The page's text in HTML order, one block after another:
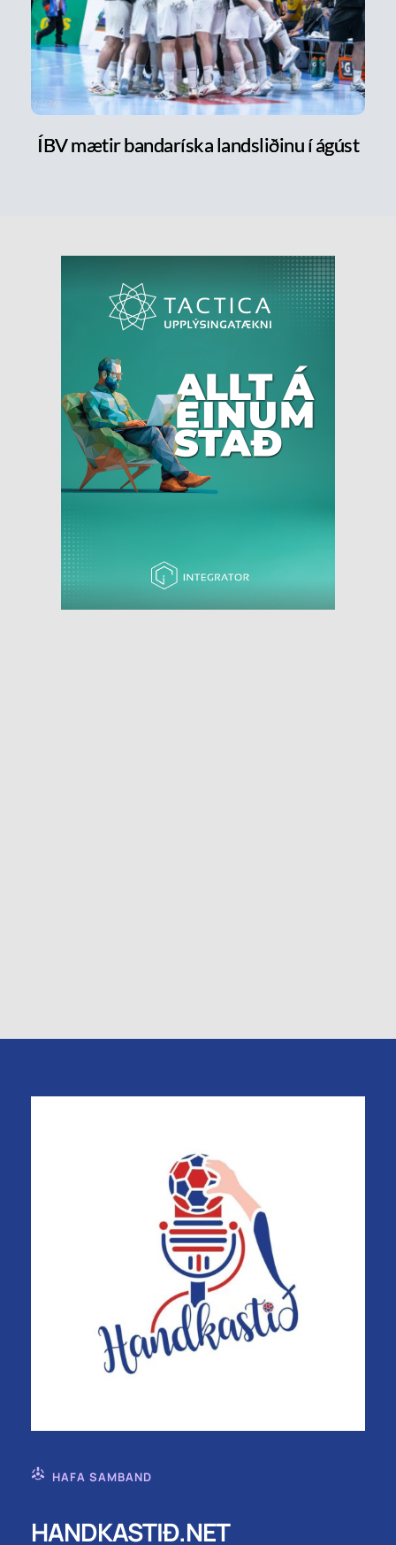
ÍBV mætir bandaríska landsliðinu í ágúst
HAFA SAMBAND
HANDKASTIÐ.NET